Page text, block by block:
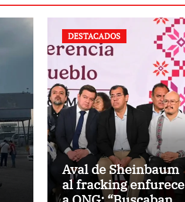
DESTACADOS
Aval de Sheinbaum
al fracking enfurece